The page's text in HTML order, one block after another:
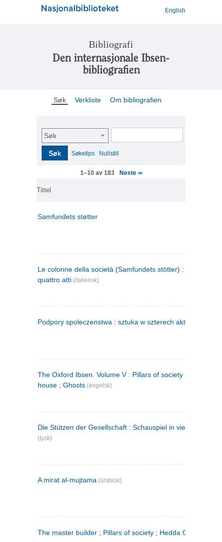
English
Bibliografi
Den internasjonale Ibsen-
bibliografien
Søk Verkliste Om bibliografien
Søk
Søk Søketips Nullstill
1–10 av 183 Neste >>
Tittel
Samfundets støtter
Le colonne della società (Samfundets stötter) : commedia
quattro atti (italiensk)
Podpory spoleczenstwa : sztuka w szterech aktach
The Oxford Ibsen. Volume V : Pillars of society ; A doll's
house ; Ghosts (engelsk)
Die Stützen der Gesellschaft : Schauspiel in vier Aufzügen
(tysk)
A mirat al-mujtama (arabisk)
The master builder ; Pillars of society ; Hedda Gabler